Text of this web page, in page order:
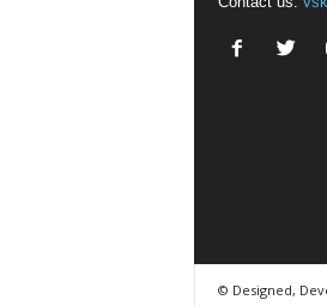
© Designed,